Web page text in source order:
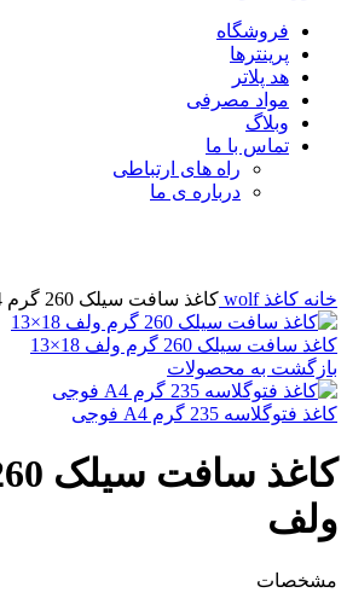
فروشگاه
پرینترها
هد پلاتر
مواد مصرفی
وبلاگ
تماس با ما
راه های ارتباطی
درباره ی ما
خانه کاغذ wolf کاغذ سافت سیلک 260 گرم A4 ولف
کاغذ سافت سیلک 260 گرم ولف 18×13
بازگشت به محصولات
کاغذ فتوگلاسه 235 گرم A4 فوجی
ولف
مشخصات